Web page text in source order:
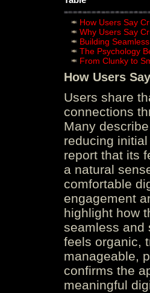
How Users Say
Why Users Say
Building
The Psychology
From Clunky to
How Users
Users share
connections
Many
reducing
report that its
a natural
comfortable
engagement
highlight how
seamless and
feels organic,
manageable,
confirms the
meaningful